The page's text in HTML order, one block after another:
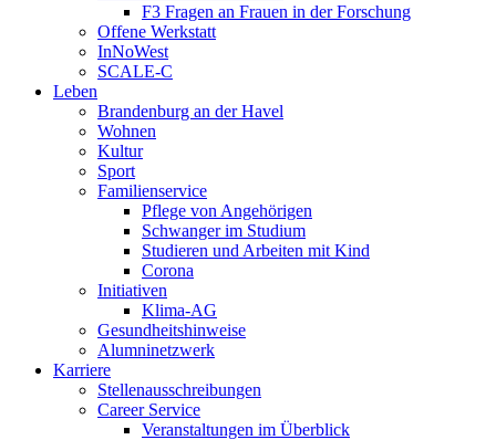
F3 Fragen an Frauen in der Forschung
Offene Werkstatt
InNoWest
SCALE-C
Leben
Brandenburg an der Havel
Wohnen
Kultur
Sport
Familienservice
Pflege von Angehörigen
Schwanger im Studium
Studieren und Arbeiten mit Kind
Corona
Initiativen
Klima-AG
Gesundheitshinweise
Alumninetzwerk
Karriere
Stellenausschreibungen
Career Service
Veranstaltungen im Überblick